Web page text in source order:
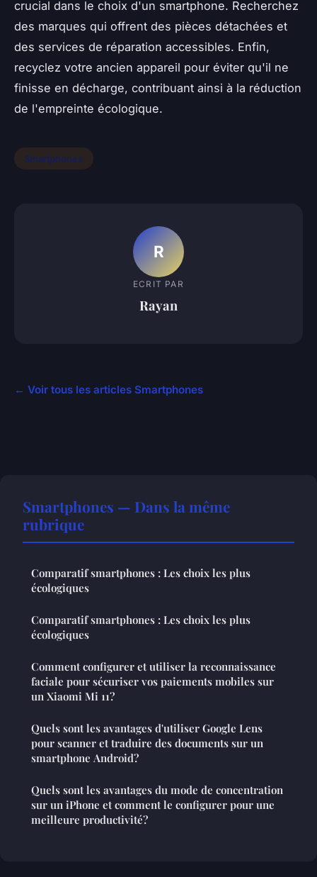
crucial dans le choix d'un smartphone. Recherchez
des marques qui offrent des pièces détachées et
des services de réparation accessibles. Enfin,
recyclez votre ancien appareil pour éviter qu'il ne
finisse en décharge, contribuant ainsi à la réduction
de l'empreinte écologique.
Smartphones
R
ECRIT PAR
Rayan
← Voir tous les articles Smartphones
Smartphones — Dans la même
rubrique
Comparatif smartphones : Les choix les plus
écologiques
Comparatif smartphones : Les choix les plus
écologiques
Comment configurer et utiliser la reconnaissance
faciale pour sécuriser vos paiements mobiles sur
un Xiaomi Mi 11?
Quels sont les avantages d'utiliser Google Lens
pour scanner et traduire des documents sur un
smartphone Android?
Quels sont les avantages du mode de concentration
sur un iPhone et comment le configurer pour une
meilleure productivité?